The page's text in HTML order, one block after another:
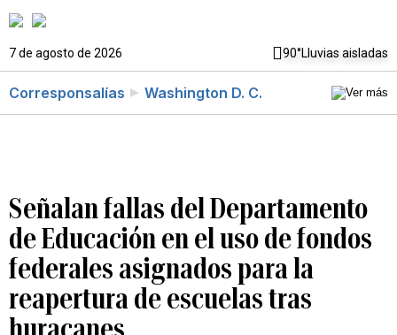
7 de agosto de 2026 90°Lluvias aisladas
Corresponsalías Washington D. C.
Señalan fallas del Departamento
de Educación en el uso de fondos
federales asignados para la
reapertura de escuelas tras